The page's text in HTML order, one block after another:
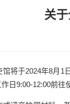
关
将于2024年8月1
日9:00-12:00前